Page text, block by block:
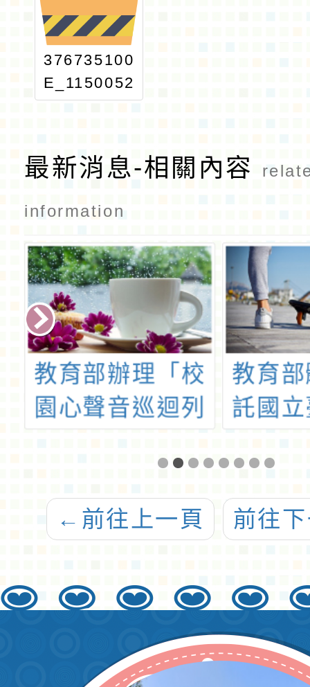
376735100
E_1150052
755_ATTA
最新消息-相關內容
information
drive/folders/
教育部辦理「校
園心聲音巡迴列
教育
託國
年度
廣實
山野
← 前往上一頁 前往